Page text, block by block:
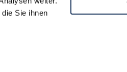
Sie ihnen